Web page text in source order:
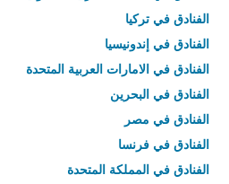
الفنادق في تركيا
الفنادق في إندونيسيا
الفنادق في الامارات العربية المتحدة
الفنادق في البحرين
الفنادق في مصر
الفنادق في فرنسا
الفنادق في المملكة المتحدة